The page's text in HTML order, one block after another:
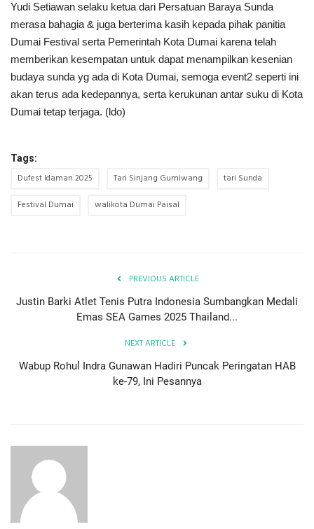
Yudi Setiawan selaku ketua dari Persatuan Baraya Sunda
merasa bahagia & juga berterima kasih kepada pihak panitia
Dumai Festival serta Pemerintah Kota Dumai karena telah
memberikan kesempatan untuk dapat menampilkan kesenian
budaya sunda yg ada di Kota Dumai, semoga event2 seperti ini
akan terus ada kedepannya, serta kerukunan antar suku di Kota
Dumai tetap terjaga. (ldo)
Tags:
Dufest Idaman 2025 Tari Sinjang Gumiwang
tari Sunda
Festival Dumai
walikota Dumai Paisal
PREVIOUS ARTICLE
Justin Barki Atlet Tenis Putra Indonesia Sumbangkan Medali
Emas SEA Games 2025 Thailand...
NEXT ARTICLE
Wabup Rohul Indra Gunawan Hadiri Puncak Peringatan HAB
ke-79, Ini Pesannya